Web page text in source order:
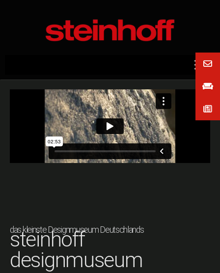
das kleinste Designmuseum Deutschlands
steinhoff
designmuseum